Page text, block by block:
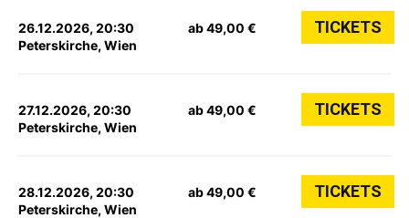
26.12.2026, 20:30
Peterskirche, Wien
ab 49,00 € TICKETS
27.12.2026, 20:30
Peterskirche, Wien
ab 49,00 € TICKETS
28.12.2026, 20:30
Peterskirche, Wien
ab 49,00 € TICKETS